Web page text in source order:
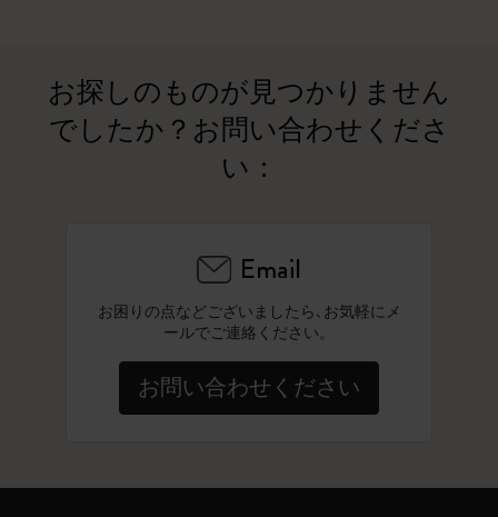
お探しのものが見つかりません
でしたか？お問い合わせくださ
い：
Email
お困りの点などございましたら､お気軽にメ
ールでご連絡ください。
お問い合わせください